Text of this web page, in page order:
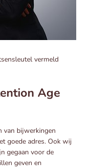
vermeld
Age
van bijwerkingen
goede adres. Ook wij
gegaan voor de
geven en